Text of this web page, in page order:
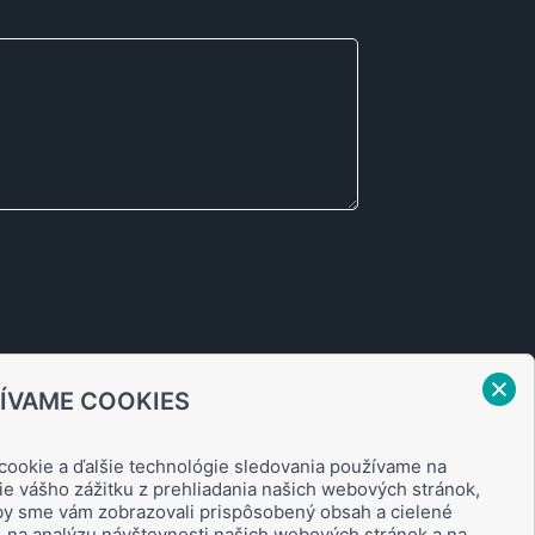
COOKIES
a ďalšie technológie sledovania používame na
vášho zážitku z prehliadania našich webových stránok,
sme vám zobrazovali prispôsobený obsah a cielené